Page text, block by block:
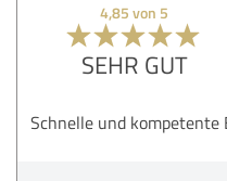
4,85 von 5
SEHR GUT
Schnelle und